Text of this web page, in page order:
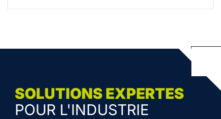
SOLUTIONS EXPERTES
POUR L'INDUSTRIE